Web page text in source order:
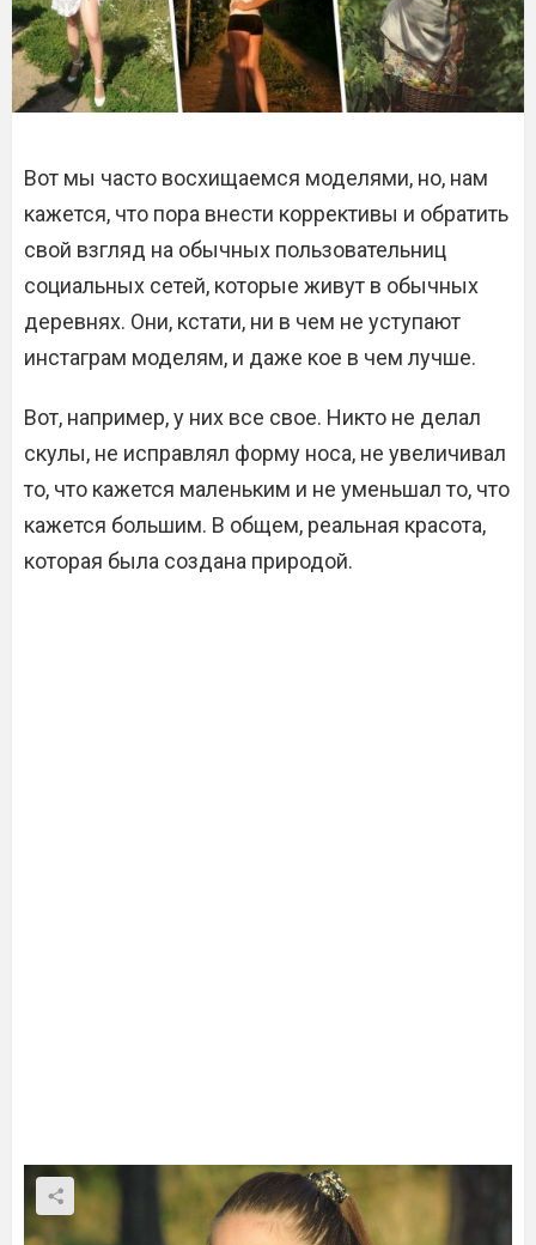
Вот мы часто восхищаемся моделями, но, нам
кажется, что пора внести коррективы и обратить
свой взгляд на обычных пользовательниц
социальных сетей, которые живут в обычных
деревнях. Они, кстати, ни в чем не уступают
инстаграм моделям, и даже кое в чем лучше.
Вот, например, у них все свое. Никто не делал
скулы, не исправлял форму носа, не увеличивал
то, что кажется маленьким и не уменьшал то, что
кажется большим. В общем, реальная красота,
которая была создана природой.